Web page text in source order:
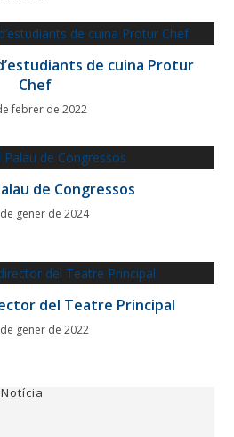
de cuina Protur
Chef
febrer de 2022
de Congressos
gener de 2024
del Teatre Principal
gener de 2022